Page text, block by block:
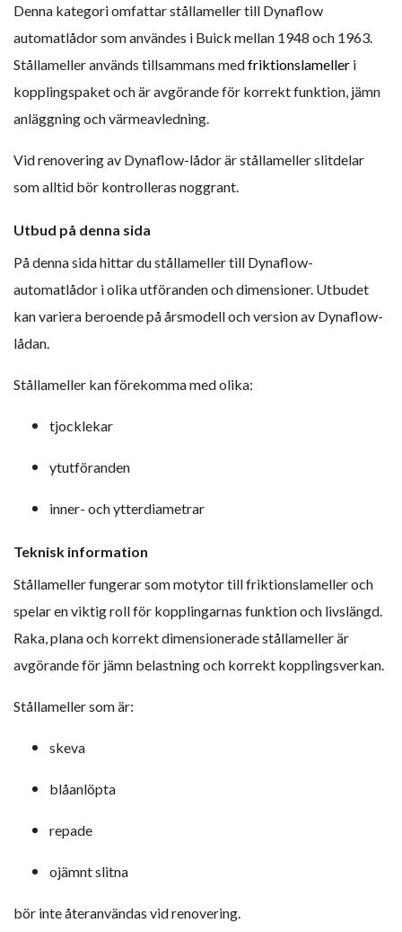
Denna kategori omfattar stållameller till Dynaflow
automatlådor som användes i Buick mellan 1948 och 1963.
Stållameller används tillsammans medfriktionslameller i
kopplingspaket och är avgörande för korrekt funktion, jämn
anläggning och värmeavledning.
Vid renovering av Dynaflow-lådor är stållameller slitdelar
som alltid bör kontrolleras noggrant.
Utbud på denna sida
På denna sida hittar du stållameller till Dynaflow-
automatlådor i olika utföranden och dimensioner. Utbudet
kan variera beroende på årsmodell och version av Dynaflow-
lådan.
Stållameller kan förekomma med olika:
tjocklekar
ytutföranden
inner- och ytterdiametrar
Teknisk information
Stållameller fungerar som motytor till friktionslameller och
spelar en viktig roll för kopplingarnas funktion och livslängd.
Raka, plana och korrekt dimensionerade stållameller är
avgörande för jämn belastning och korrekt kopplingsverkan.
Stållameller som är:
skeva
blåanlöpta
repade
ojämnt slitna
bör inte återanvändas vid renovering.